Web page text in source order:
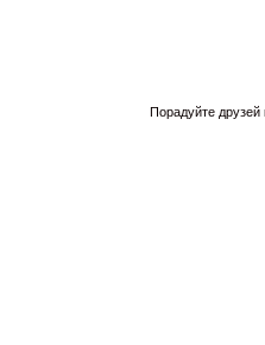
Порадуйте друзей